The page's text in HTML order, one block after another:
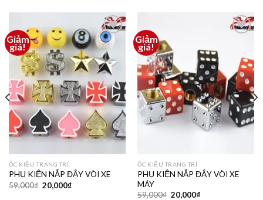
Giảm
giá!
Thêm
vào
yêu
thích
ỐC KIỂU TRANG TRÍ
PHỤ KIỆN NẮP ĐẬY VÒI XE
59,000₫ 20,000₫
Giảm
giá!
yêu
thích
ỐC KIỂU TRANG TRÍ
PHỤ KIỆN NẮP ĐẬY VÒI XE
MÁY
59,000₫ 20,000₫